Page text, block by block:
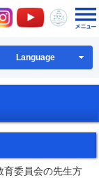
Facebook
千代町X八千代町Instagram
八千代町
八千
Language
育委員会の先生方